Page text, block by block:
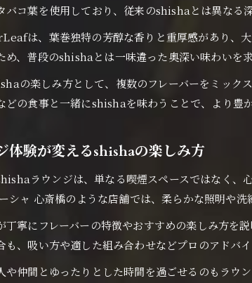
バコ葉を使用しており、従来のshishaとは異なる
は、葉巻独特の芳醇な香りと重厚感があり、
め、普段のshishaとは一味違った奥深い味わいを
の楽しみ方として、複数のフレーバーをミック
どの食事と一緒にshishaを味わうことで、より豊
体験が変えるshishaの楽しみ方
ラウンジは、単なる喫煙スペースではなく、
シャ 心斎橋のような店舗では、柔らかな照明や
丁寧にフレーバーの特徴やおすすめの楽しみ方
も、吸い方や適した組み合わせなどプロのアドバ
や仲間とゆったりとした時間を過ごせるのもラ